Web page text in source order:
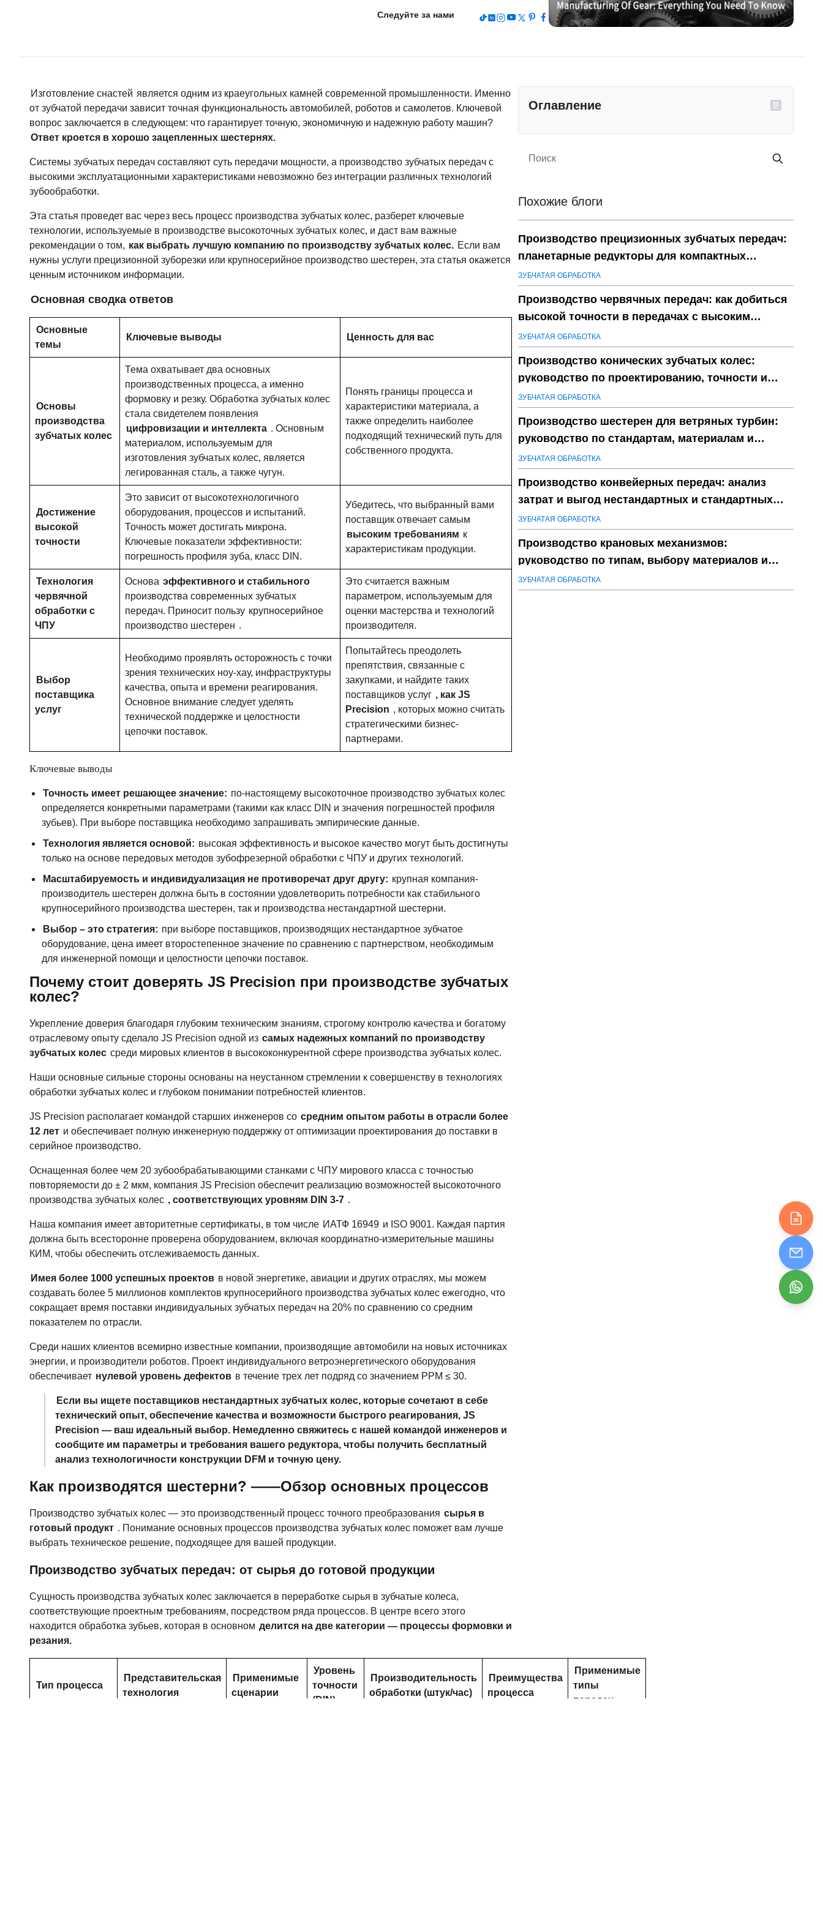
Следуйте за нами
Изготовление снастей является одним из краеугольных камней современной промышленности. Именно
от зубчатой ​​передачи зависит точная функциональность автомобилей, роботов и самолетов. Ключевой
вопрос заключается в следующем: что гарантирует точную, экономичную и надежную работу машин?
Ответ кроется в хорошо зацепленных шестернях.
Системы зубчатых передач составляют суть передачи мощности, а производство зубчатых передач с
высокими эксплуатационными характеристиками невозможно без интеграции различных технологий
зубообработки.
Эта статья проведет вас через весь процесс производства зубчатых колес, разберет ключевые
технологии, используемые в производстве высокоточных зубчатых колес, и даст вам важные
рекомендации о том, как выбрать лучшую компанию по производству зубчатых колес. Если вам
нужны услуги прецизионной зуборезки или крупносерийное производство шестерен, эта статья окажется
ценным источником информации.
Основная сводка ответов
Основные
темы
Ключевые выводы Ценность для вас
Основы
производства
зубчатых колес
Тема охватывает два основных
производственных процесса, а именно
формовку и резку. Обработка зубчатых колес
стала свидетелем появления
цифровизации и интеллекта . Основным
материалом, используемым для
изготовления зубчатых колес, является
легированная сталь, а также чугун.
Понять границы процесса и
характеристики материала, а
также определить наиболее
подходящий технический путь для
собственного продукта.
Достижение
высокой
точности
Это зависит от высокотехнологичного
оборудования, процессов и испытаний.
Точность может достигать микрона.
Ключевые показатели эффективности:
погрешность профиля зуба, класс DIN.
Убедитесь, что выбранный вами
поставщик отвечает самым
высоким требованиям к
характеристикам продукции.
Технология
червячной
обработки с
ЧПУ
Основа эффективного и стабильного
производства современных зубчатых
передач. Приносит пользу крупносерийное
производство шестерен .
Это считается важным
параметром, используемым для
оценки мастерства и технологий
производителя.
Выбор
поставщика
услуг
Необходимо проявлять осторожность с точки
зрения технических ноу-хау, инфраструктуры
качества, опыта и времени реагирования.
Основное внимание следует уделять
технической поддержке и целостности
цепочки поставок.
Попытайтесь преодолеть
препятствия, связанные с
закупками, и найдите таких
поставщиков услуг , как JS
Precision , которых можно считать
стратегическими бизнес-
партнерами.
Ключевые выводы
Точность имеет решающее значение: по-настоящему высокоточное производство зубчатых колес
определяется конкретными параметрами (такими как класс DIN и значения погрешностей профиля
зубьев). При выборе поставщика необходимо запрашивать эмпирические данные.
Технология является основой: высокая эффективность и высокое качество могут быть достигнуты
только на основе передовых методов зубофрезерной обработки с ЧПУ и других технологий.
Масштабируемость и индивидуализация не противоречат друг другу: крупная компания-
производитель шестерен должна быть в состоянии удовлетворить потребности как стабильного
крупносерийного производства шестерен, так и производства нестандартной шестерни.
Выбор – это стратегия: при выборе поставщиков, производящих нестандартное зубчатое
оборудование, цена имеет второстепенное значение по сравнению с партнерством, необходимым
для инженерной помощи и целостности цепочки поставок.
Почему стоит доверять JS Precision при производстве зубчатых
колес?
Укрепление доверия благодаря глубоким техническим знаниям, строгому контролю качества и богатому
отраслевому опыту сделало JS Precision одной из самых надежных компаний по производству
зубчатых колес среди мировых клиентов в высококонкурентной сфере производства зубчатых колес.
Наши основные сильные стороны основаны на неустанном стремлении к совершенству в технологиях
обработки зубчатых колес и глубоком понимании потребностей клиентов.
JS Precision располагает командой старших инженеров со средним опытом работы в отрасли более
12 лет и обеспечивает полную инженерную поддержку от оптимизации проектирования до поставки в
серийное производство.
Оснащенная более чем 20 зубообрабатывающими станками с ЧПУ мирового класса с точностью
повторяемости до ± 2 мкм, компания JS Precision обеспечит реализацию возможностей высокоточного
производства зубчатых колес , соответствующих уровням DIN 3-7 .
Наша компания имеет авторитетные сертификаты, в том числе ИАТФ 16949 и ISO 9001. Каждая партия
должна быть всесторонне проверена оборудованием, включая координатно-измерительные машины
КИМ, чтобы обеспечить отслеживаемость данных.
Имея более 1000 успешных проектов в новой энергетике, авиации и других отраслях, мы можем
создавать более 5 миллионов комплектов крупносерийного производства зубчатых колес ежегодно, что
сокращает время поставки индивидуальных зубчатых передач на 20% по сравнению со средним
показателем по отрасли.
Среди наших клиентов всемирно известные компании, производящие автомобили на новых источниках
энергии, и производители роботов. Проект индивидуального ветроэнергетического оборудования
обеспечивает нулевой уровень дефектов в течение трех лет подряд со значением PPM ≤ 30.
Если вы ищете поставщиков нестандартных зубчатых колес, которые сочетают в себе
технический опыт, обеспечение качества и возможности быстрого реагирования, JS
Precision — ваш идеальный выбор. Немедленно свяжитесь с нашей командой инженеров и
сообщите им параметры и требования вашего редуктора, чтобы получить бесплатный
анализ технологичности конструкции DFM и точную цену.
Как производятся шестерни? ——Обзор основных процессов
Производство зубчатых колес — это производственный процесс точного преобразования сырья в
готовый продукт . Понимание основных процессов производства зубчатых колес поможет вам лучше
выбрать техническое решение, подходящее для вашей продукции.
Производство зубчатых передач: от сырья до готовой продукции
Сущность производства зубчатых колес заключается в переработке сырья в зубчатые колеса,
соответствующие проектным требованиям, посредством ряда процессов. В центре всего этого
находится обработка зубьев, которая в основном делится на две категории — процессы формовки и
резания.
Тип процесса
Представительская
технология
Применимые
сценарии
Уровень
точности
(DIN)
Производительность
обработки (штук/час)
Преимущества
процесса
Применимые
типы
передач
Оглавление
Похожие блоги
Производство прецизионных зубчатых передач:
планетарные редукторы для компактных
конструкций с высоким крутящим моментом
ЗУБЧАТАЯ ОБРАБОТКА
Производство червячных передач: как добиться
высокой точности в передачах с высоким
передаточным числом
ЗУБЧАТАЯ ОБРАБОТКА
Производство конических зубчатых колес:
руководство по проектированию, точности и
контролю затрат
ЗУБЧАТАЯ ОБРАБОТКА
Производство шестерен для ветряных турбин:
руководство по стандартам, материалам и
испытаниям на долговечность
ЗУБЧАТАЯ ОБРАБОТКА
Производство конвейерных передач: анализ
затрат и выгод нестандартных и стандартных
передач
ЗУБЧАТАЯ ОБРАБОТКА
Производство крановых механизмов:
руководство по типам, выбору материалов и
оптимизации затрат
ЗУБЧАТАЯ ОБРАБОТКА